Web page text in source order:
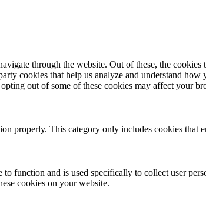
through the website. Out of these, the cookies
cookies that help us analyze and understand
out of some of these cookies may affect your
properly. This category only includes cookies that
function and is used specifically to collect user
cookies on your website.